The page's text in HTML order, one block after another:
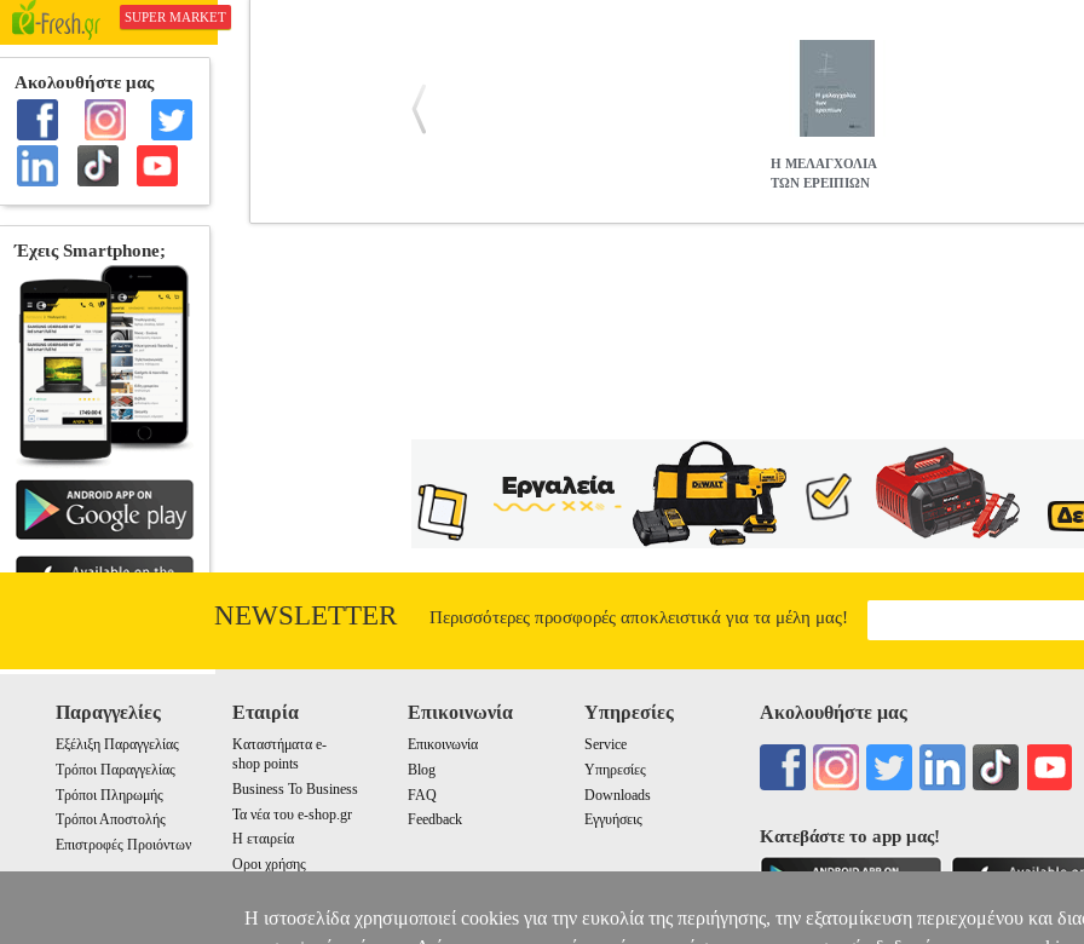
SUPER MARKET
Η ΜΕΛΑΓΧΟΛΙΑ
ΤΩΝ ΕΡΕΙΠΙΩΝ
NEWSLETTER Περισσότερες προσφορές αποκλειστικά για τα μέλη μας!
Παραγγελίες
Εξέλιξη Παραγγελίας
Τρόποι Παραγγελίας
Τρόποι Πληρωμής
Τρόποι Αποστολής
Επιστροφές Προιόντων
Εταιρία
Καταστήματα e-
shop points
Business To Business
Τα νέα του e-shop.gr
Η εταιρεία
Οροι χρήσης
Επικοινωνία
Επικοινωνία
Blog
FAQ
Feedback
Υπηρεσίες
Service
Υπηρεσίες
Downloads
Εγγυήσεις
Ακολουθήστε μας
Κατεβάστε το app μας!
Η ιστοσελίδα χρησιμοποιεί cookies για την ευκολία της περιήγησης, την εξατομίκευση περιεχομένου και